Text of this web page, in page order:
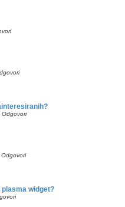
Odgovori
Odgovori
plasma widget?